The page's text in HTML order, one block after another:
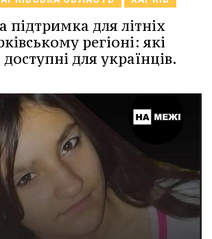
підтримка для літніх
регіоні: які
для українців.